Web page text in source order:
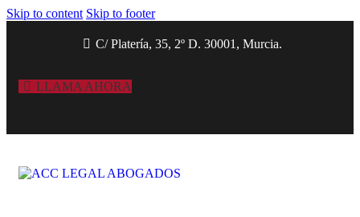
Skip to content Skip to footer
C/ Platería, 35, 2º D. 30001, Murcia.
LLAMA AHORA